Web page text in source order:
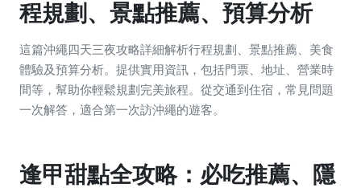
程規劃、景點推薦、預算分析
這篇沖繩四天三夜攻略詳細解析行程規劃、景點推薦、美食
體驗及預算分析。提供實用資訊，包括門票、地址、營業時
間等，幫助你輕鬆規劃完美旅程。從交通到住宿，常見問題
一次解答，適合第一次訪沖繩的遊客。
逢甲甜點全攻略：必吃推薦、隱